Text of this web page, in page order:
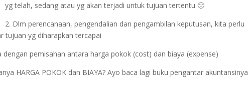
yg telah, sedang atau yg akan terjadi untuk tujuan tertentu 🙂
2. Dlm perencanaan, pengendalian dan pengambilan keputusan, kita perlu
tujuan yg diharapkan tercapai
dengan pemisahan antara harga pokok (cost) dan biaya (expense)
HARGA POKOK dan BIAYA? Ayo baca lagi buku pengantar akuntansinya